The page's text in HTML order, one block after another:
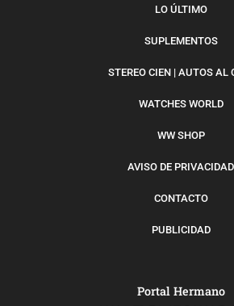
LO ÚLTIMO
SUPLEMENTOS
STEREO CIEN | AUTOS AL
WATCHES WORLD
WW SHOP
AVISO DE PRIVACIDAD
CONTACTO
PUBLICIDAD
Portal Hermano